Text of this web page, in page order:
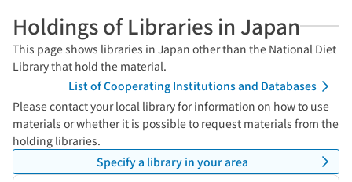
Holdings of Libraries in Japan
This page shows libraries in Japan other than the National Diet
Library that hold the material.
List of Cooperating Institutions and Databases
Please contact your local library for information on how to use
materials or whether it is possible to request materials from the
holding libraries.
Specify a library in your area